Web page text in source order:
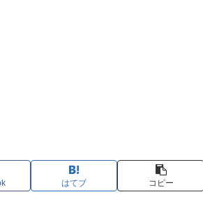
はてブ コピー